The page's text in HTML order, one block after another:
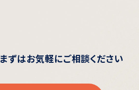
まずはお気軽にご相談ください